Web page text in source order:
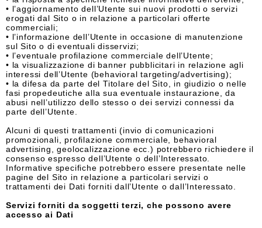
• l’aggiornamento dell’Utente sui nuovi prodotti o servizi
erogati dal Sito o in relazione a particolari offerte
commerciali;
• l’informazione dell’Utente in occasione di manutenzione
sul Sito o di eventuali disservizi;
• l’eventuale profilazione commerciale dell’Utente;
• la visualizzazione di banner pubblicitari in relazione agli
interessi dell’Utente (behavioral targeting/advertising);
• la difesa da parte del Titolare del Sito, in giudizio o nelle
fasi propedeutiche alla sua eventuale instaurazione, da
abusi nell’utilizzo dello stesso o dei servizi connessi da
parte dell’Utente.
Alcuni di questi trattamenti (invio di comunicazioni
promozionali, profilazione commerciale, behavioral
advertising, geolocalizzazione ecc.) potrebbero richiedere il
consenso espresso dell’Utente o dell’Interessato.
Informative specifiche potrebbero essere presentate nelle
pagine del Sito in relazione a particolari servizi o
trattamenti dei Dati forniti dall’Utente o dall’Interessato.
Servizi forniti da soggetti terzi, che possono avere
accesso ai Dati